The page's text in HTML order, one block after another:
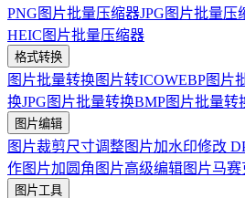
PNG图片批量压缩器JPG图片批量压
HEIC图片批量压缩器
格式转换
图片批量转换图片转ICOWEBP图片
换JPG图片批量转换BMP图片批量转
图片编辑
图片裁剪尺寸调整图片加水印修改
作图片加圆角 图片高级编辑图片马赛
图片工具